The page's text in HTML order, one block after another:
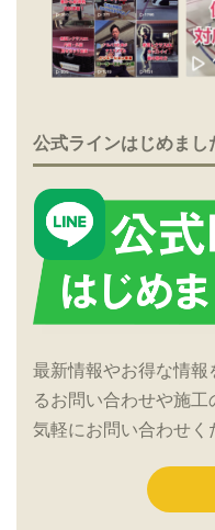
公式ラインはじめまし
最新情報やお得な情
るお問い合わせや施
気軽にお問い合わせく